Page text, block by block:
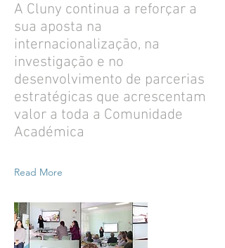
A Cluny continua a reforçar a
sua aposta na
internacionalização, na
investigação e no
desenvolvimento de parcerias
estratégicas que acrescentam
valor a toda a Comunidade
Académica
Read More